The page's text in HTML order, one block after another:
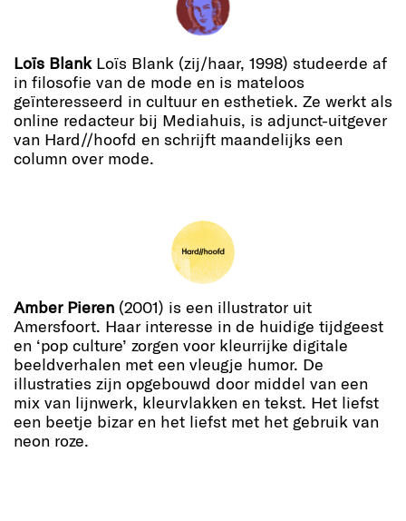
Loïs BlankLoïs Blank (zij/haar, 1998) studeerde af
in filosofie van de mode en is mateloos
geïnteresseerd in cultuur en esthetiek. Ze werkt als
online redacteur bij Mediahuis, is adjunct-uitgever
van Hard//hoofd en schrijft maandelijks een
column over mode.
Amber Pieren (2001) is een illustrator uit
Amersfoort. Haar interesse in de huidige tijdgeest
en ‘pop culture’ zorgen voor kleurrijke digitale
beeldverhalen met een vleugje humor. De
illustraties zijn opgebouwd door middel van een
mix van lijnwerk, kleurvlakken en tekst. Het liefst
een beetje bizar en het liefst met het gebruik van
neon roze.